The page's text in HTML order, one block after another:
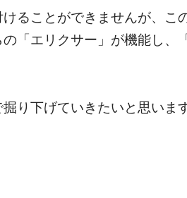
ることができませんが、こ
「エリクサー」が機能し、
り下げていきたいと思いま